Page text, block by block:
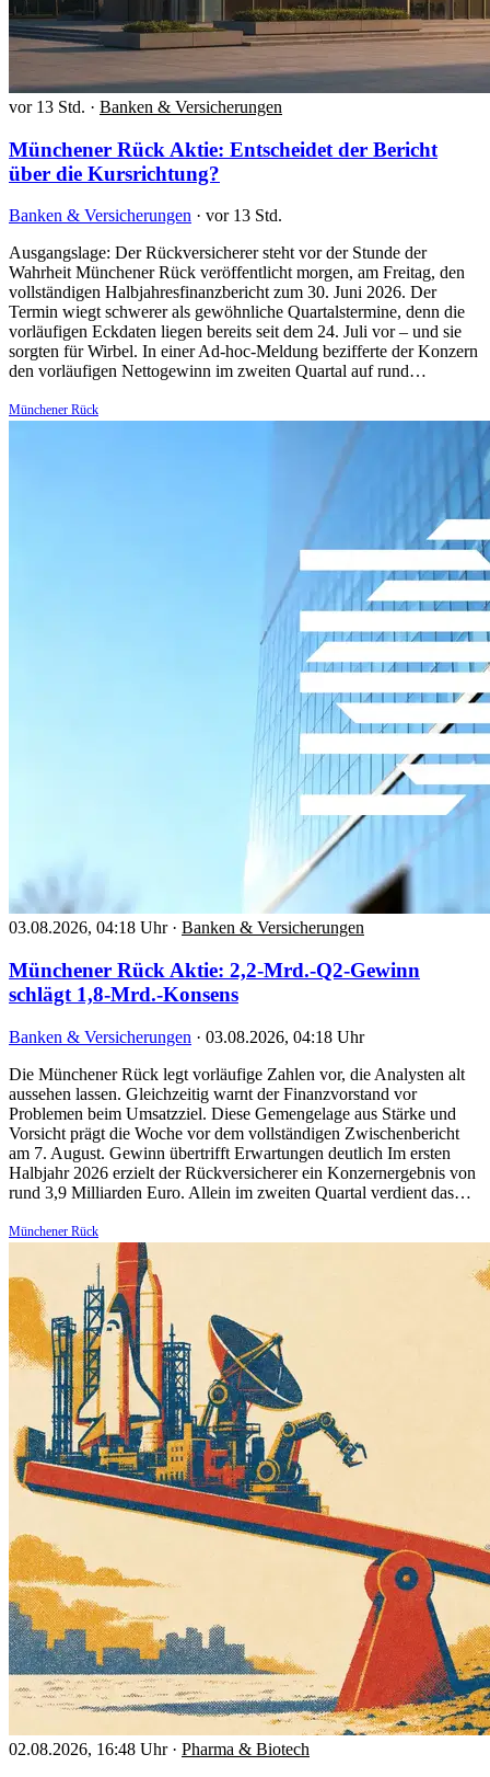
vor 13 Std. · Banken & Versicherungen
Münchener Rück Aktie: Entscheidet der Bericht
über die Kursrichtung?
Banken & Versicherungen · vor 13 Std.
Ausgangslage: Der Rückversicherer steht vor der Stunde der
Wahrheit Münchener Rück veröffentlicht morgen, am Freitag, den
vollständigen Halbjahresfinanzbericht zum 30. Juni 2026. Der
Termin wiegt schwerer als gewöhnliche Quartalstermine, denn die
vorläufigen Eckdaten liegen bereits seit dem 24. Juli vor – und sie
sorgten für Wirbel. In einer Ad-hoc-Meldung bezifferte der Konzern
den vorläufigen Nettogewinn im zweiten Quartal auf rund…
Münchener Rück
03.08.2026, 04:18 Uhr · Banken & Versicherungen
Münchener Rück Aktie: 2,2-Mrd.-Q2-Gewinn
schlägt 1,8-Mrd.-Konsens
Banken & Versicherungen · 03.08.2026, 04:18 Uhr
Die Münchener Rück legt vorläufige Zahlen vor, die Analysten alt
aussehen lassen. Gleichzeitig warnt der Finanzvorstand vor
Problemen beim Umsatzziel. Diese Gemengelage aus Stärke und
Vorsicht prägt die Woche vor dem vollständigen Zwischenbericht
am 7. August. Gewinn übertrifft Erwartungen deutlich Im ersten
Halbjahr 2026 erzielt der Rückversicherer ein Konzernergebnis von
rund 3,9 Milliarden Euro. Allein im zweiten Quartal verdient das…
Münchener Rück
02.08.2026, 16:48 Uhr · Pharma & Biotech